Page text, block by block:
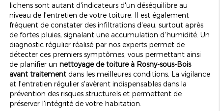
lichens sont autant d'indicateurs d'un déséquilibre au
niveau de l'entretien de votre toiture. Il est également
fréquent de constater des infiltrations d'eau, surtout après
de fortes pluies, signalant une accumulation d'humidité. Un
diagnostic régulier réalisé par nos experts permet de
détecter ces premiers symptômes, vous permettant ainsi
de planifier un nettoyage de toiture à Rosny-sous-Bois
avant traitementdans les meilleures conditions. La vigilance
et l'entretien régulier s'avèrent indispensables dans la
prévention des risques structurels et permettent de
préserver l'intégrité de votre habitation.